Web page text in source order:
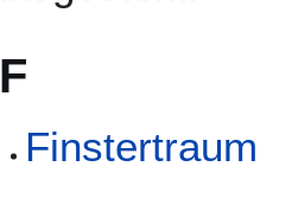
F
Finstertraum